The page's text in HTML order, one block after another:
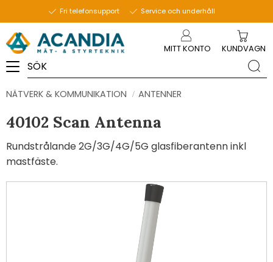
Fri telefonsupport Service och underhåll
MITT KONTO KUNDVAGN
NÄTVERK & KOMMUNIKATION ANTENNER
40102 Scan Antenna
Rundstrålande 2G/3G/4G/5G glasfiberantenn inkl
mastfäste.